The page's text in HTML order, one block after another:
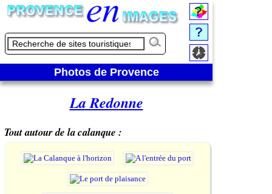
Photos de Provence
La Redonne
Tout autour de la calanque :